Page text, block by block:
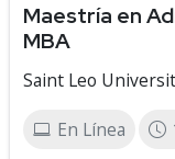
Maestría en
MBA
Saint Leo
En Línea